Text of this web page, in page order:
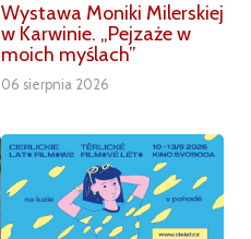
Wystawa Moniki Milerskiej
w Karwinie. „Pejzaże w
moich myślach”
06 sierpnia 2026